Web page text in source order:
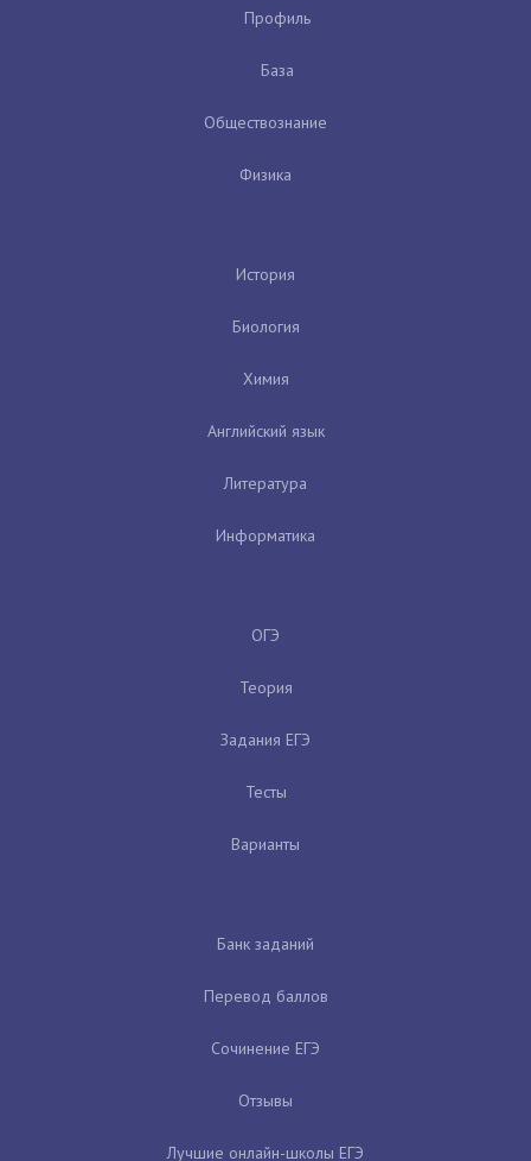
Профиль
База
Обществознание
Физика
История
Биология
Химия
Английский язык
Литература
Информатика
ОГЭ
Теория
Задания ЕГЭ
Тесты
Варианты
Банк заданий
Перевод баллов
Сочинение ЕГЭ
Отзывы
Лучшие онлайн-школы ЕГЭ